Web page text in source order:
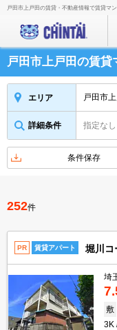
戸田市上戸田の賃貸・不動産情報で賃貸マ
戸田市上戸田の賃
エリア 戸田市
詳細条件 指定なし
条件保存
252件
PR 賃貸アパート 堀川コ
埼
敷
3K